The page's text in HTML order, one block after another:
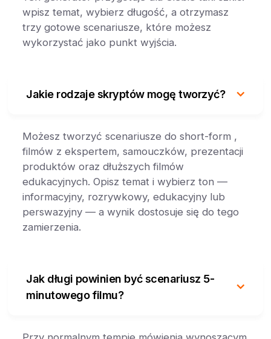
wpisz temat, wybierz długość, a otrzymasz
trzy gotowe scenariusze, które możesz
wykorzystać jako punkt wyjścia.
Jakie rodzaje skryptów mogę tworzyć?
Możesz tworzyć scenariusze do short-form ,
filmów z ekspertem, samouczków, prezentacji
produktów oraz dłuższych filmów
edukacyjnych. Opisz temat i wybierz ton —
informacyjny, rozrywkowy, edukacyjny lub
perswazyjny — a wynik dostosuje się do tego
zamierzenia.
Jak długi powinien być scenariusz 5-
minutowego filmu?